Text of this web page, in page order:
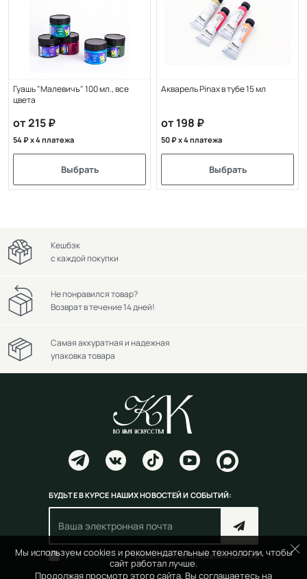
Гуашь "Малевичъ" 100 мл., все
цвета
от 215
54 x 4 платежа
Выбрать
Акварель Pinax в тубе 15 мл
от 198
50 x 4 платежа
Выбрать
Мы используем cookies и рекомендательные технологии, чтобы
сайт работал лучше.
Продолжая просмотр этого сайта, Вы соглашаетесь на
Кешбэк
с каждой покупки
Не понравился товар?
Возврат в течение 14 дней!
Самая аккуратная и надежная
упаковка товара
БУДЬТЕ В КУРСЕ НАШИХ НОВОСТЕЙ И СОБЫТИЙ:
Согласен(на) справилами пользования сайтом